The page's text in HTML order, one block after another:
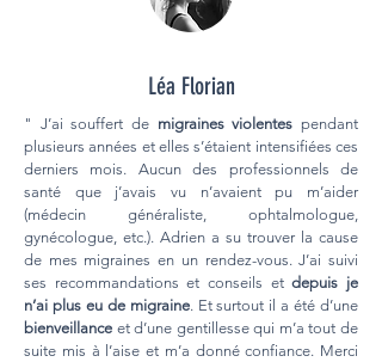
Léa Florian
" J’ai souffert de migraines violentes pendant
plusieurs années et elles s’étaient intensifiées ces
derniers mois. Aucun des professionnels de
santé que j’avais vu n’avaient pu m’aider
(médecin généraliste, ophtalmologue,
gynécologue, etc.). Adrien a su trouver la cause
de mes migraines en un rendez-vous. J’ai suivi
ses recommandations et conseils etdepuis je
n’ai plus eu de migraine. Et surtout il a été d’une
bienveillance et d’une gentillesse qui m’a tout de
suite mis à l’aise et m’a donné confiance. Merci